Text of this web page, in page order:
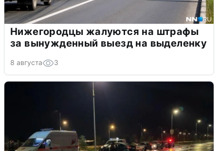
Нижегородцы жалуются на штрафы
за вынужденный выезд на выделенку
8 августа 3